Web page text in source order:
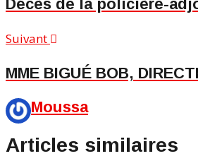
Décès de la policière-
Suivant
MME BIGUÉ BOB,
Moussa
Articles similaires